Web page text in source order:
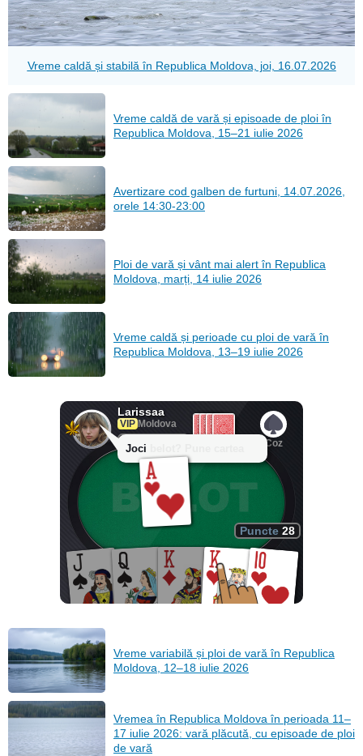
Vreme caldă și stabilă în Republica Moldova, joi, 16.07.2026
Vreme caldă de vară și episoade de ploi în
Republica Moldova, 15–21 iulie 2026
Avertizare cod galben de furtuni, 14.07.2026,
orele 14:30-23:00
Ploi de vară și vânt mai alert în Republica
Moldova, marți, 14 iulie 2026
Vreme caldă și perioade cu ploi de vară în
Republica Moldova, 13–19 iulie 2026
Larissaa
VIP Moldova
Puncte
Joci belot? Pune cartea
Puncte 28
Vreme variabilă și ploi de vară în Republica
Moldova, 12–18 iulie 2026
Vremea în Republica Moldova în perioada 11–
17 iulie 2026: vară plăcută, cu episoade de ploi
de vară